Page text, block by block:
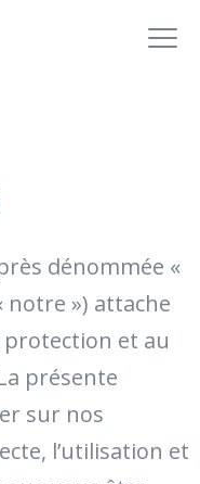
dénommée «
notre ») attache
et au
présente
sur nos
l’utilisation et